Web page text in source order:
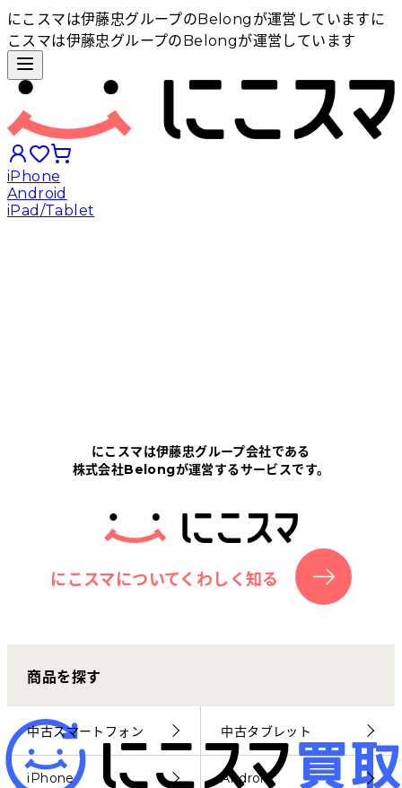
にこスマは伊藤忠グループのBelongが運営しています に
こスマは伊藤忠グループのBelongが運営しています
iPhone
Android
iPad/Tablet
にこスマについて
サポートセンター
お客さまの声
にこスマ通信
マイページ
にこスマは伊藤忠グループ会社である
株式会社Belongが運営するサービスです。
にこスマについてくわしく知る
商品を探す
中古スマートフォン 中古タブレット
iPhone Android